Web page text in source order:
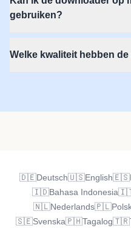
gebruiken?
Welke kwaliteit hebben
🇩🇪Deutsch🇺🇸English🇪🇸
🇮🇩Bahasa Indonesia
🇳🇱Nederlands🇵🇱
🇸🇪Svenska🇵🇭Tagalog🇹🇷